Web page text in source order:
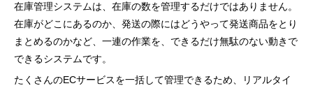
在庫管理システムは、在庫の数を管理するだけではありません。
在庫がどこにあるのか、発送の際にはどうやって発送商品をとり
まとめるのかなど、一連の作業を、できるだけ無駄のない動きで
できるシステムです。
たくさんのECサービスを一括して管理できるため、リアルタイ